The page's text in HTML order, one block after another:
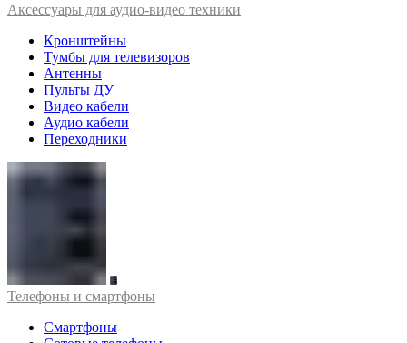
Аксессуары для аудио-видео техники
Кронштейны
Тумбы для телевизоров
Антенны
Пульты ДУ
Видео кабели
Аудио кабели
Переходники
Телефоны и смартфоны
Смартфоны